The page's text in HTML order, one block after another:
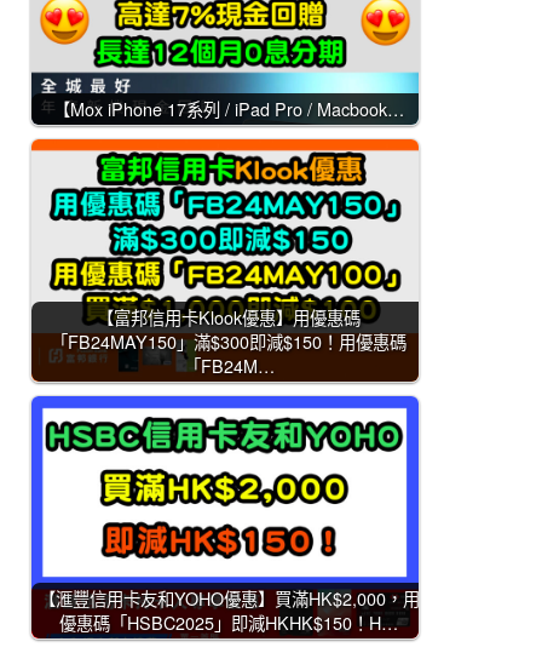
【Mox iPhone 17系列 / iPad Pro / Macbook…
【富邦信用卡Klook優惠】用優惠碼
「FB24MAY150」滿$300即減$150！用優惠碼
「FB24M…
【滙豐信用卡友和YOHO優惠】買滿HK$2,000，用
優惠碼「HSBC2025」即減HKHK$150！H…